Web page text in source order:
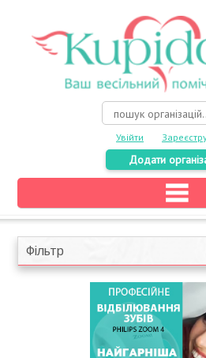
Увійти
Додати
Головна
Каталог
На карті
Фільтр